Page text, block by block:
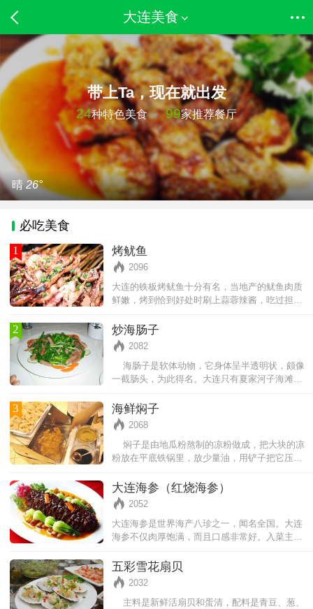
大连美食
带上Ta，现在就出发
24种特色美食 99家推荐餐厅
晴26°
必吃美食
1 烤鱿鱼
2096
大连的铁板烤鱿鱼十分有名，当地产的鱿鱼肉质
鲜嫩，烤到恰到好处时刷上蒜蓉辣酱，吃过担保
看到烤鱿鱼的身影，受欢迎程度可
2 炒海肠子
2082
海肠子是软体动物，它身体呈半透明状，颇像
一截肠头，为此得名。大连只有夏家河子海滩盛
3 海鲜焖子
2068
焖子是由地瓜粉熬制的凉粉做成，把大块的凉
粉放在平底铁锅里，放少量油，用铲子把它压成
大连海参（红烧海参）
2052
大连海参是世界海产八珍之一，闻名全国。大连
海参不仅肉厚饱满，而且口感非常好。入菜主要
参是大连特色老菜之一。
五彩雪花扇贝
2032
主料是新鲜活扇贝和蛋清，配料是青豆、葱、